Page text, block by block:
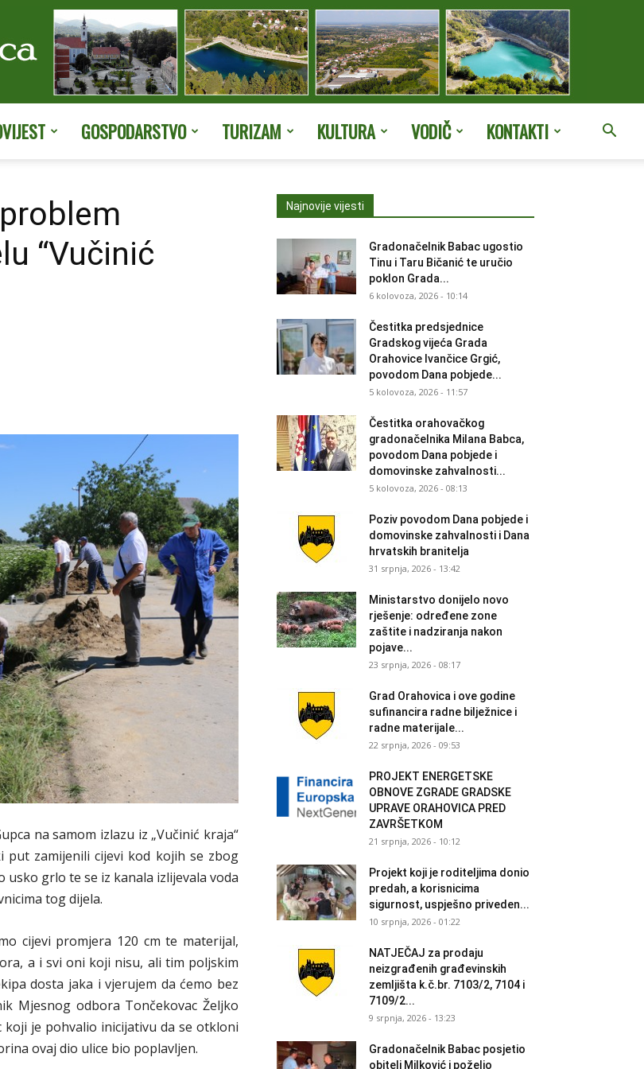
stranice
Orahovice
GOSPODARSTVO TURIZAM KULTURA VODIČ KONTAKTI
“Vučinić
na samom izlazu iz „Vučinić kraja“
zamijenili cijevi kod kojih se zbog
grlo te se iz kanala izlijevala voda
tog dijela.
cijevi promjera 120 cm te materijal,
a i svi oni koji nisu, ali tim poljskim
dosta jaka i vjerujem da ćemo bez
Mjesnog odbora Tončekovac Željko
koji je pohvalio inicijativu da se otkloni
ovaj dio ulice bio poplavljen.
Najnovije vijesti
Gradonačelnik Babac ugostio
Tinu i Taru Bičanić te uručio
poklon Grada...
6 kolovoza, 2026 - 10:14
Čestitka predsjednice
Gradskog vijeća Grada
Orahovice Ivančice Grgić,
povodom Dana pobjede...
5 kolovoza, 2026 - 11:57
Čestitka orahovačkog
gradonačelnika Milana Babca,
povodom Dana pobjede i
domovinske zahvalnosti...
5 kolovoza, 2026 - 08:13
Poziv povodom Dana pobjede i
domovinske zahvalnosti i Dana
hrvatskih branitelja
31 srpnja, 2026 - 13:42
Ministarstvo donijelo novo
rješenje: određene zone
zaštite i nadziranja nakon
pojave...
23 srpnja, 2026 - 08:17
Grad Orahovica i ove godine
sufinancira radne bilježnice i
radne materijale...
22 srpnja, 2026 - 09:53
PROJEKT ENERGETSKE
OBNOVE ZGRADE GRADSKE
UPRAVE ORAHOVICA PRED
ZAVRŠETKOM
21 srpnja, 2026 - 10:12
Projekt koji je roditeljima donio
predah, a korisnicima
sigurnost, uspješno priveden...
10 srpnja, 2026 - 01:22
NATJEČAJ za prodaju
neizgrađenih građevinskih
zemljišta k.č.br. 7103/2, 7104 i
7109/2...
9 srpnja, 2026 - 13:23
Gradonačelnik Babac posjetio
obitelj Milković i poželio